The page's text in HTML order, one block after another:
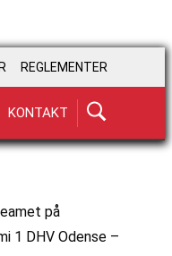
REGLEMENTER
KONTAKT
på
1 DHV Odense –